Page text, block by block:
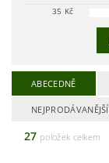
35 Kč
ABECEDNĚ
NEJPRODÁVANĚJŠÍ
27 položek celkem